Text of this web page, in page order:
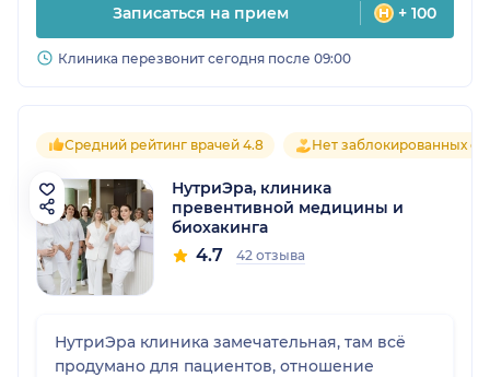
Записаться на прием + 100
Клиника перезвонит сегодня после 09:00
Средний рейтинг врачей 4.8 Нет заблокированных
НутриЭра, клиника
превентивной медицины и
биохакинга
4.7 42 отзыва
НутриЭра клиника замечательная, там всё
продумано для пациентов, отношение